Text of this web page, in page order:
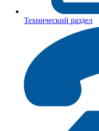
Технический раздел